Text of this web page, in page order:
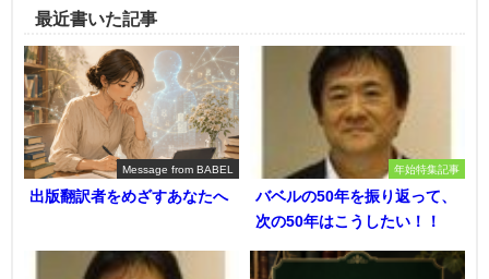
最近書いた記事
Message from BABEL
出版翻訳者をめざすあなたへ
年始特集記事
バベルの50年を振り返って、
次の50年はこうしたい！！